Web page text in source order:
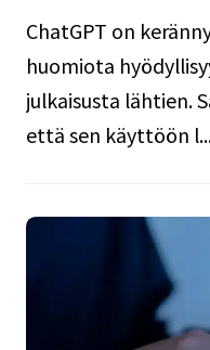
ChatGPT on
huomiota
julkaisusta lähtien.
että sen käyttöön